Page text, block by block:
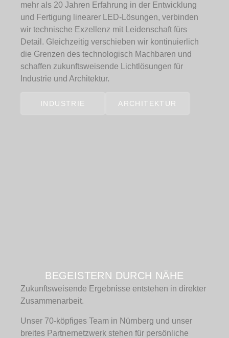
mehr als 20 Jahren Erfahrung in der Entwicklung
und Fertigung linearer LED-Lösungen, verbinden
wir technische Exzellenz mit Leidenschaft fürs
Detail. Gleichzeitig verschieben wir kontinuierlich
die Grenzen des technologisch Machbaren und
schaffen zukunftsweisende Lichtlösungen für
Industrie und Architektur.
INDUSTRIE ARCHITEKTUR
BEGEISTERN DURCH NÄHE
Zukunftsweisende Ergebnisse entstehen in direkter
Zusammenarbeit.
Unser 70-köpfiges Team in Nürnberg und unser
breites Partnernetzwerk stehen für persönliche